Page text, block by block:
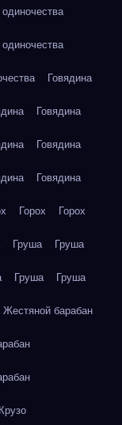
Говядина
Говядина
Говядина
Говядина
Горох Горох
Груша Груша
Груша Груша
барабан